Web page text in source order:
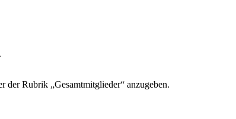
der Rubrik „Gesamtmitglieder“ anzugeben.